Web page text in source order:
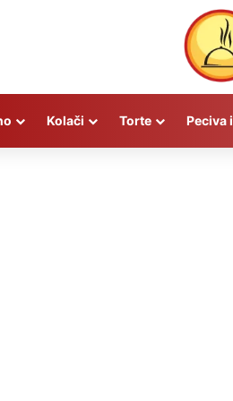
Kolači Torte Peciva